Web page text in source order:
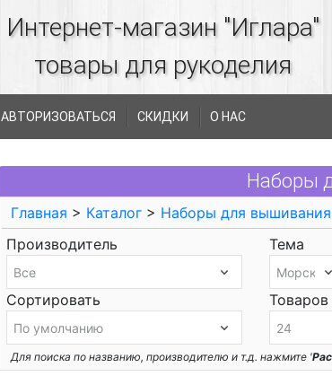
Интернет-магазин "Иглара"
товары для рукоделия
АВТОРИЗОВАТЬСЯ СКИДКИ О НАС
Наборы
Главная > Каталог > Наборы для вышивания
Производитель
Тема
Сортировать Товаров
Для поиска по названию, производителю и т.д. нажмите '